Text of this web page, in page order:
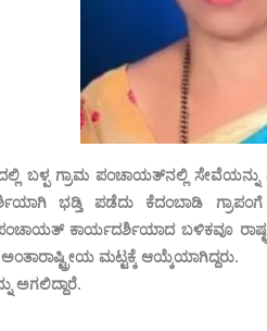
ಬಳ್ಪ ಗ್ರಾಮ ಪಂಚಾಯತ್‌ನಲ್ಲಿ ಸೇವೆಯನ್ನು
ಭಡ್ತಿ ಪಡೆದು ಕೆದಂಬಾಡಿ ಗ್ರಾಪಂಗೆ
ಪಂಚಾಯತ್ ಕಾರ್ಯದರ್ಶಿಯಾದ ಬಳಿಕವೂ
ಮಟ್ಟಕ್ಕೆ ಆಯ್ಕೆಯಾಗಿದ್ದರು.
ಅಗಲಿದ್ದಾರೆ.